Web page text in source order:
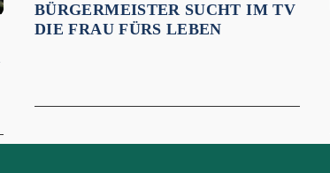
BÜRGERMEISTER SUCHT IM TV
DIE FRAU FÜRS LEBEN